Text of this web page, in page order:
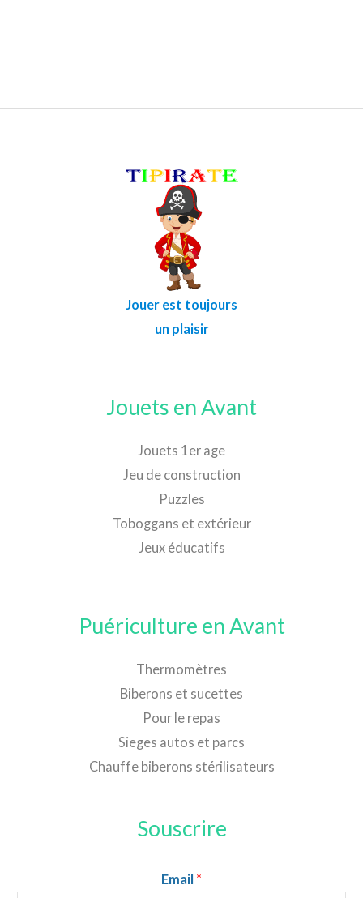
Jouer est toujours
un plaisir
Jouets en Avant
Jouets 1er age
Jeu de construction
Puzzles
Toboggans et extérieur
Jeux éducatifs
Puériculture en Avant
Thermomètres
Biberons et sucettes
Pour le repas
Sieges autos et parcs
Chauffe biberons stérilisateurs
Souscrire
Email *